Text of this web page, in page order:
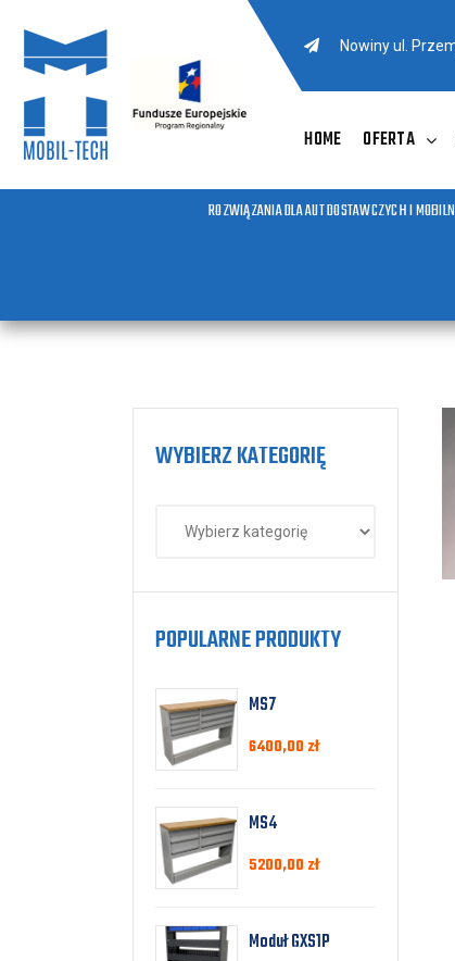
Nowiny ul.
HOME OFERTA
ROZWIĄZANIA DLA AUT DOSTAWCZYCH I
WYBIERZ KATEGORIĘ
POPULARNE PRODUKTY
MS7
6400,00 zł
MS4
5200,00 zł
Moduł GXS1P